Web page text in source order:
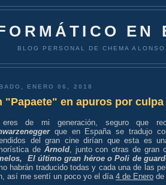
EN
BLOG PERSONAL DE CHEMA
ENERO 06, 2018
"Papaete" en apuros por
de mi generación, seguro que
que en España se tradujo
del gran cine dirían que esta es
de Arnold, junto con otras de gran
El último gran héroe o Poli de
habrán traducido todas y cada una de las
así me sentí un poco yo el día 4 de Enero de